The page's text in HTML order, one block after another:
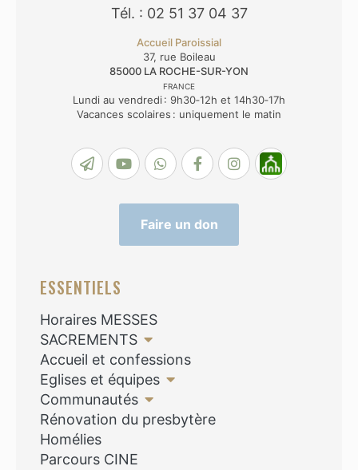
Tél. : 02 51 37 04 37
Accueil Paroissial
37, rue Boileau
85000 LA ROCHE-SUR-YON
FRANCE
Lundi au vendredi : 9h30‑12h et 14h30‑17h
Vacances scolaires : uniquement le matin
Faire un don
ESSENTIELS
Horaires MESSES
SACREMENTS
Accueil et confessions
Eglises et équipes
Communautés
Rénovation du presbytère
Homélies
Parcours CINE